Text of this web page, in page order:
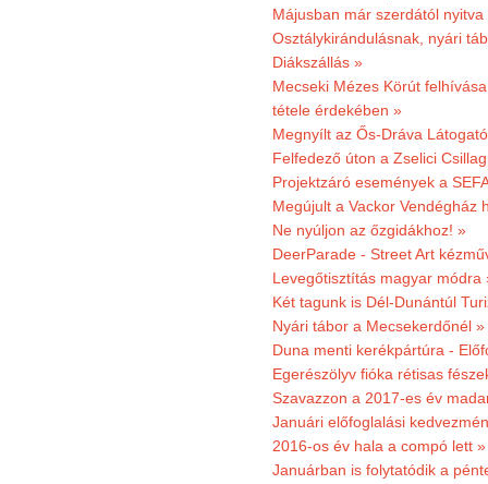
Májusban már szerdától
Osztálykirándulásnak, nyári
Diákszállás »
Mecseki Mézes Körút
tétele érdekében »
Megnyílt az Ős-Dráva
Felfedező úton a Zselici
Projektzáró események a
Megújult a Vackor Vendégház
Ne nyúljon az őzgidákhoz! »
DeerParade - Street Art
Levegőtisztítás magyar módra
Két tagunk is Dél-Dunántúl
Nyári tábor a Mecsekerdőnél »
Duna menti kerékpártúra -
Egerészölyv fióka rétisas
Szavazzon a 2017-es év
Januári előfoglalási
2016-os év hala a compó lett »
Januárban is folytatódik a